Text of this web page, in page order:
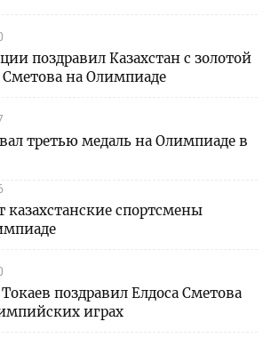
поздравил Казахстан с золотой
на Олимпиаде
третью медаль на Олимпиаде в
казахстанские спортсмены
поздравил Елдоса Сметова
играх